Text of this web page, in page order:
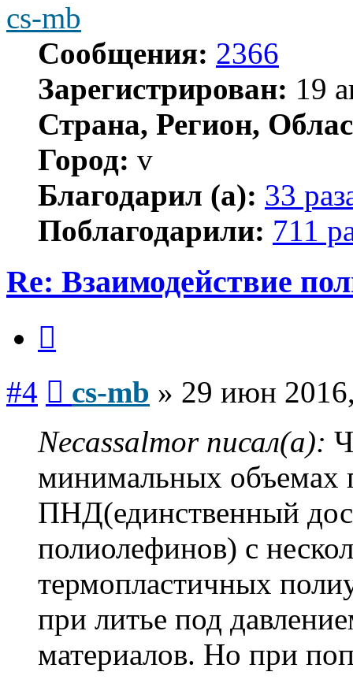
cs-mb
Сообщения: 2366
Зарегистрирован: 19
Страна, Регион,
Город: v
Благодарил (а): 33
Поблагодарили: 711
Re: Взаимодействие
#4 cs-mb » 29 июн
Necassalmor писал(а):
минимальных объемах
ПНД(единственный
полиолефинов) с
термопластичных
при литье под
материалов. Но при